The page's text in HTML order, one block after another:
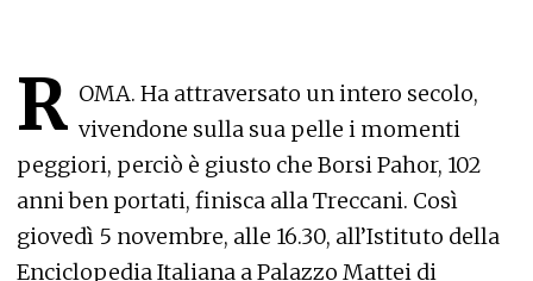
R OMA. Ha attraversato un intero secolo,
vivendone sulla sua pelle i momenti
peggiori, perciò è giusto che Borsi Pahor, 102
anni ben portati, finisca alla Treccani. Così
giovedì 5 novembre, alle 16.30, all’Istituto della
Enciclopedia Italiana a Palazzo Mattei di